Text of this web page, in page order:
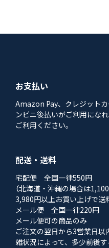
お支払い
Amazon Pay、クレジット
ンビニ後払いがご利用にな
ご利用ください。
配送・送料
宅配便 全国一律550円
（北海道・沖縄の場合は1,100
3,980円以上お買い上げで送
メール便 全国一律220円
メール便可の商品のみ
ご注文の翌日から3営業日
雑状況によって、多少前後す